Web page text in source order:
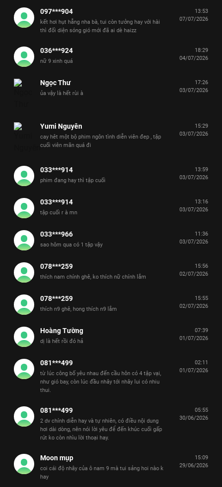
097***904
kết hơi hụt hẫng nha bà, tui còn tưởng hay với hài
thì đối diện sóng gió mới đã ai dè haizz
13:53
07/07/2026
036***924
nữ 9 xinh quá
18:29
04/07/2026
Ngọc Thư
ủa vậy là hết rùi à
17:26
03/07/2026
Yumi Nguyên
cay hêt một bộ phim ngôn tình diễn viên đep , tập
cuối viên mãn quá đi
15:29
03/07/2026
033***914
phim đang hay thì tập cuối
13:59
03/07/2026
033***914
tập cuối r à mn
13:16
03/07/2026
033***966
sao hôm qua có 1 tập vậy
11:36
03/07/2026
078***259
thích nam chính ghê, ko thích nữ chính lắm
15:56
02/07/2026
078***259
thích n9 ghê, hong thích n9 lắm
15:55
02/07/2026
Hoàng Tường
dị là hết rồi đó hả
07:39
01/07/2026
081***499
từ lúc công bố yêu nhau đến cầu hôn có 4 tập vại,
như gió bay, còn lúc đầu nhây tới nhây lui có nhiu
thui.
02:11
01/07/2026
081***499
2 dv chính diễn hay và tự nhiên, có điều nội dung
hơi dài dòng, nên nói lời yêu để đến khúc cuối gấp
rút ko còn nhìu lời thoại hay.
05:55
30/06/2026
Moon mụp
coi cái độ nhây của ô nam 9 mà tui sảng hoi nào k
hay
15:09
29/06/2026